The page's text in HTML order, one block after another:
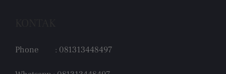
Phone : 081313448497